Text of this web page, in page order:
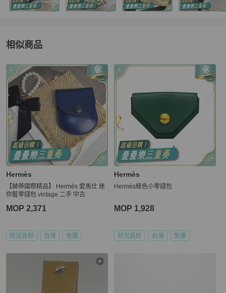
相似商品
更多相似Hermès女士錢包 / 小皮件推薦精品
Hermès
【赫蒂國際精品】 Hermès 愛馬仕 迷
你藍零錢包 vintage 二手 中古
MOP 2,371
狀況良好 台灣 免運
Hermès
Hermès綠色小零錢包
MOP 1,928
狀況良好 台灣 免運